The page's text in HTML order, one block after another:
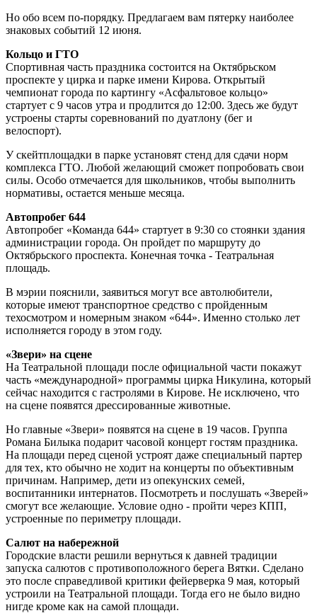
Но обо всем по-порядку. Предлагаем вам пятерку наиболее
знаковых событий 12 июня.
Кольцо и ГТО
Спортивная часть праздника состоится на Октябрьском
проспекте у цирка и парке имени Кирова. Открытый
чемпионат города по картингу «Асфальтовое кольцо»
стартует с 9 часов утра и продлится до 12:00. Здесь же будут
устроены старты соревнований по дуатлону (бег и
велоспорт).
У скейтплощадки в парке установят стенд для сдачи норм
комплекса ГТО. Любой желающий сможет попробовать свои
силы. Особо отмечается для школьников, чтобы выполнить
нормативы, остается меньше месяца.
Автопробег 644
Автопробег «Команда 644» стартует в 9:30 со стоянки здания
администрации города. Он пройдет по маршруту до
Октябрьского проспекта. Конечная точка - Театральная
площадь.
В мэрии пояснили, заявиться могут все автолюбители,
которые имеют транспортное средство с пройденным
техосмотром и номерным знаком «644». Именно столько лет
исполняется городу в этом году.
«Звери» на сцене
На Театральной площади после официальной части покажут
часть «международной» программы цирка Никулина, который
сейчас находится с гастролями в Кирове. Не исключено, что
на сцене появятся дрессированные животные.
Но главные «Звери» появятся на сцене в 19 часов. Группа
Романа Билыка подарит часовой концерт гостям праздника.
На площади перед сценой устроят даже специальный партер
для тех, кто обычно не ходит на концерты по объективным
причинам. Например, дети из опекунских семей,
воспитанники интернатов. Посмотреть и послушать «Зверей»
смогут все желающие. Условие одно - пройти через КПП,
устроенные по периметру площади.
Салют на набережной
Городские власти решили вернуться к давней традиции
запуска салютов с противоположного берега Вятки. Сделано
это после справедливой критики фейерверка 9 мая, который
устроили на Театральной площади. Тогда его не было видно
нигде кроме как на самой площади.